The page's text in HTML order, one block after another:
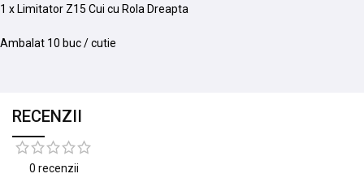
1 x Limitator Z15 Cui cu Rola Dreapta
Ambalat 10 buc / cutie
RECENZII
0 recenzii